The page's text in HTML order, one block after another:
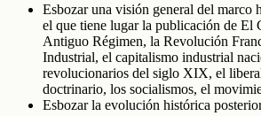
Esbozar una visión general del marco
el que tiene lugar la publicación de El
Antiguo Régimen, la Revolución
Industrial, el capitalismo industrial
revolucionarios del siglo XIX, el
doctrinario, los socialismos, el
Esbozar la evolución histórica